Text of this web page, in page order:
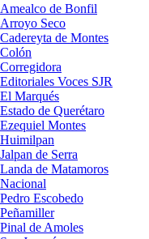
Amealco de Bonfil
Arroyo Seco
Cadereyta de Montes
Colón
Corregidora
Editoriales Voces SJR
El Marqués
Estado de Querétaro
Ezequiel Montes
Huimilpan
Jalpan de Serra
Landa de Matamoros
Nacional
Pedro Escobedo
Peñamiller
Pinal de Amoles